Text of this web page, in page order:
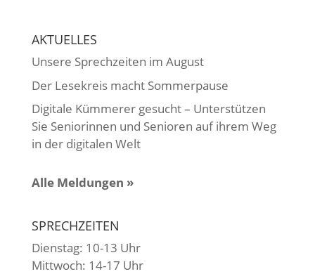
AKTUELLES
Unsere Sprechzeiten im August
Der Lesekreis macht Sommerpause
Digitale Kümmerer gesucht – Unterstützen
Sie Seniorinnen und Senioren auf ihrem Weg
in der digitalen Welt
Alle Meldungen »
SPRECHZEITEN
Dienstag: 10-13 Uhr
Mittwoch: 14-17 Uhr